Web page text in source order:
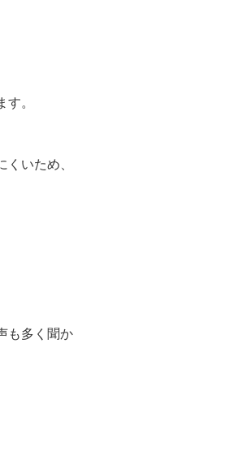
。
いため、
も多く聞か